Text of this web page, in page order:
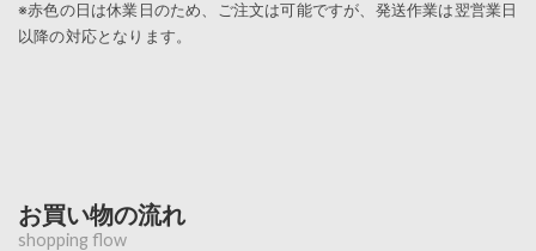
※赤色の日は休業日のため、ご注文は可能ですが、発送作業は翌営業日
以降の対応となります。
お買い物の流れ
shopping flow